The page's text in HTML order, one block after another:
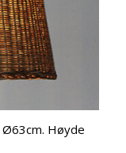
Ø63cm. Høyde